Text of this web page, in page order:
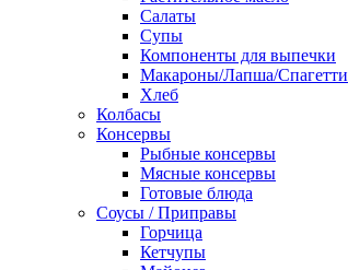
Салаты
Супы
Компоненты для выпечки
Макароны/Лапша/Спагетти
Хлеб
Колбасы
Консервы
Рыбные консервы
Мясные консервы
Готовые блюда
Соусы / Приправы
Горчица
Кетчупы